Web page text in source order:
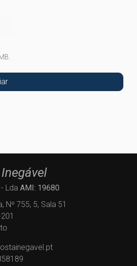
Lda AMI: 19680
Nº 755, 5, Sala 51